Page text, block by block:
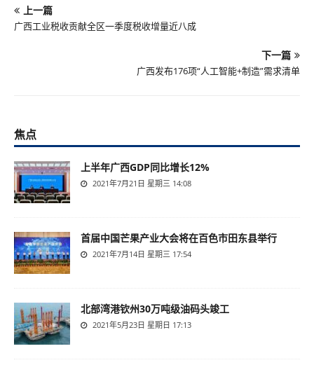
上一篇
广西工业税收贡献全区一季度税收增量近八成
下一篇
广西发布176项“人工智能+制造”需求清单
焦点
上半年广西GDP同比增长12%
2021年7月21日 星期三 14:08
首届中国芒果产业大会将在百色市田东县举行
2021年7月14日 星期三 17:54
北部湾港钦州30万吨级油码头竣工
2021年5月23日 星期日 17:13